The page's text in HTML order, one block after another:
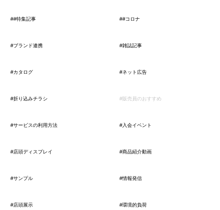
##特集記事 ##コロナ
#ブランド連携 #雑誌記事
#カタログ #ネット広告
#折り込みチラシ #販売員のおすすめ
#サービスの利用方法 #入会イベント
#店頭ディスプレイ #商品紹介動画
#サンプル #情報発信
#店頭展示 #環境的負荷